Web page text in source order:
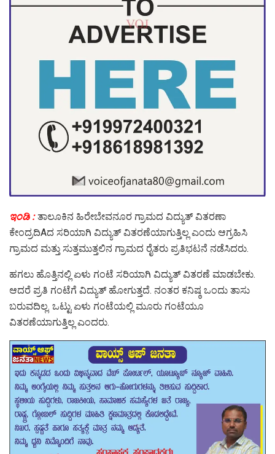
ಇಂಡಿ : ತಾಲೂಕಿನ ಹಿರೇಬೇವನೂರ ಗ್ರಾಮದ ವಿದ್ಯುತ್ ವಿತರಣಾ
ಕೇಂದ್ರದಿAದ ಸರಿಯಾಗಿ ವಿದ್ಯುತ್ ವಿತರಣೆಯಾಗುತ್ತಿಲ್ಲ ಎಂದು ಆಗ್ರಹಿಸಿ
ಗ್ರಾಮದ ಮತ್ತು ಸುತ್ತಮುತ್ತಲಿನ ಗ್ರಾಮದ ರೈತರು ಪ್ರತಿಭಟನೆ ನಡೆಸಿದರು.
ಹಗಲು ಹೊತ್ತಿನಲ್ಲಿ ಏಳು ಗಂಟೆ ಸರಿಯಾಗಿ ವಿದ್ಯುತ್ ವಿತರಣೆ ಮಾಡಬೇಕು.
ಆದರೆ ಪ್ರತಿ ಗಂಟೆಗೆ ವಿದ್ಯುತ್ ಹೋಗುತ್ತದೆ. ನಂತರ ಕನಿಷ್ಠ ಒಂದು ತಾಸು
ಬರುವದಿಲ್ಲ. ಒಟ್ಟು ಏಳು ಗಂಟೆಯಲ್ಲಿ ಮೂರು ಗಂಟೆಯೂ
ವಿತರಣೆಯಾಗುತ್ತಿಲ್ಲ ಎಂದರು.